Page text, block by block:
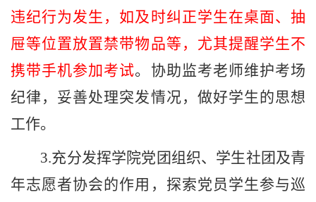
违纪行为发生，如及时纠正学生在桌面、抽
屉等位置放置禁带物品等，尤其提醒学生不
携带手机参加考试。协助监考老师维护考场
纪律，妥善处理突发情况，做好学生的思想
工作。
3.充分发挥学院党团组织、学生社团及青
年志愿者协会的作用，探索党员学生参与巡